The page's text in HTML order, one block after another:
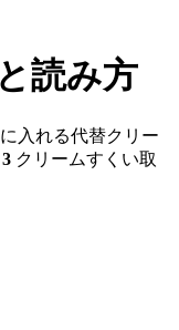
読み方
入れる代替クリー
3 クリームすくい取